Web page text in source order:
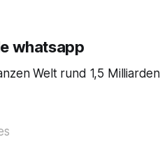
whatsapp
Welt rund 1,5